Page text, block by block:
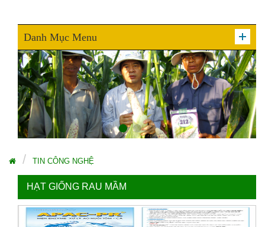
Danh Mục Menu
TIN CÔNG NGHỆ
HẠT GIỐNG RAU MẦM